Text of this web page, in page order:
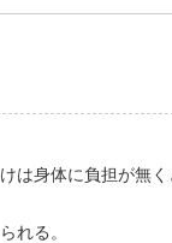
は身体に負担が無
れる。